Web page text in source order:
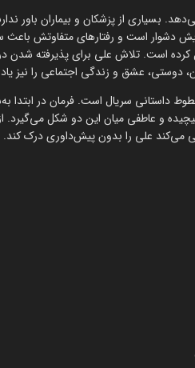
بسیاری از پزشکان و بیماران باور
دشوار است و رفتارهای متفاوتش
کرده است. تلاش علی برای پذیرفته شدن
دوستی، عشق و زندگی اجتماعی را نیز
داستانی سریال است. فرمان در
پیچیده و عاطفی میان این دو شکل
می‌کند علی را بدون پیش‌داوری درک